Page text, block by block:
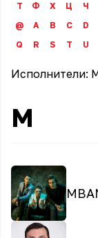
Т
Ф Х Ц Ч
@
A B C D
Q
R S T U
Исполнители:
M